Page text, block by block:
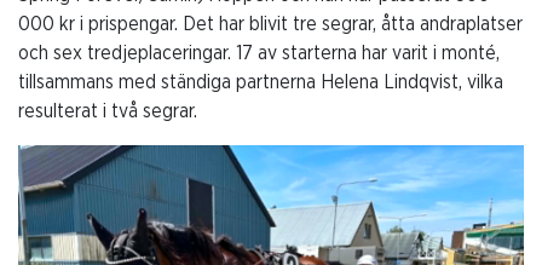
000 kr i prispengar. Det har blivit tre segrar, åtta andraplatser
och sex tredjeplaceringar. 17 av starterna har varit i monté,
tillsammans med ständiga partnerna Helena Lindqvist, vilka
resulterat i två segrar.